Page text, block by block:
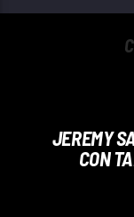
JEREMY
CON